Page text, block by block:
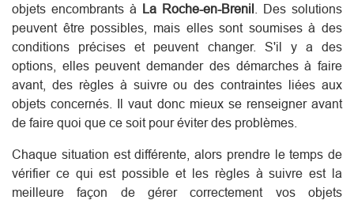
objets encombrants à La Roche-en-Brenil . Des solutions
peuvent être possibles, mais elles sont soumises à des
conditions précises et peuvent changer. S'il y a des
options, elles peuvent demander des démarches à faire
avant, des règles à suivre ou des contraintes liées aux
objets concernés. Il vaut donc mieux se renseigner avant
de faire quoi que ce soit pour éviter des problèmes.
Chaque situation est différente, alors prendre le temps de
vérifier ce qui est possible et les règles à suivre est la
meilleure façon de gérer correctement vos objets